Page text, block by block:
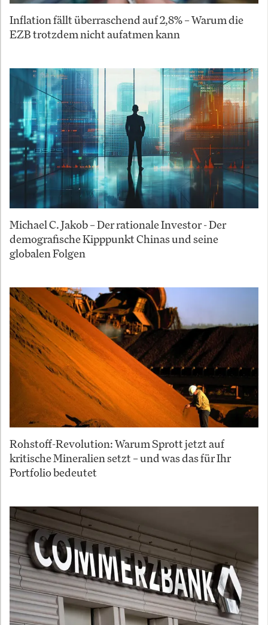
Inflation fällt überraschend auf 2,8% – Warum die
EZB trotzdem nicht aufatmen kann
Michael C. Jakob – Der rationale Investor - Der
demografische Kipppunkt Chinas und seine
globalen Folgen
Rohstoff-Revolution: Warum Sprott jetzt auf
kritische Mineralien setzt – und was das für Ihr
Portfolio bedeutet